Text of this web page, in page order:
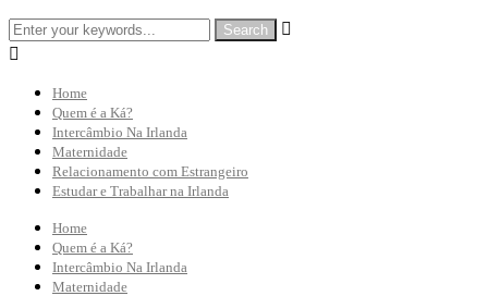


Home
Quem é a Ká?
Intercâmbio Na Irlanda
Maternidade
Relacionamento com Estrangeiro
Estudar e Trabalhar na Irlanda
Home
Quem é a Ká?
Intercâmbio Na Irlanda
Maternidade